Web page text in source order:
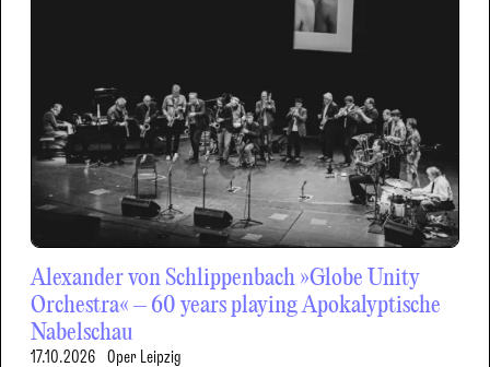
Alexander von Schlippenbach »Globe Unity
Orchestra« – 60 years playing Apokalyptische
Nabelschau
17.10.2026 Oper Leipzig